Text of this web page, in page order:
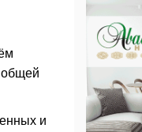
общей
и